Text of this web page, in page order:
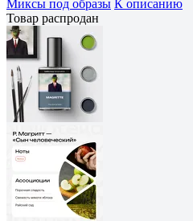
Миксы под образы К описанию
Товар распродан